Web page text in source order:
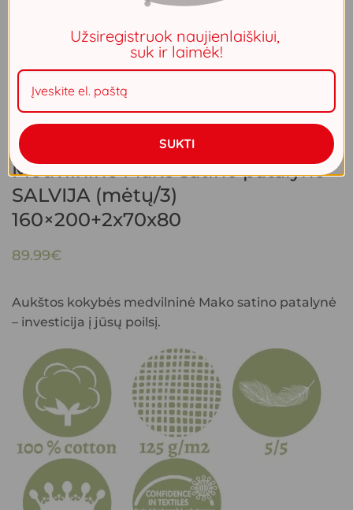
Medvilninė Mako satino patalynė
SALVIJA (mėtų/3)
160×200+2x70x80
89.99€
Aukštos kokybės medvilninė Mako satino patalynė
– investicija į jūsų poilsį.
Užsiregistruok naujienlaiškiui,
suk ir laimėk!
SUKTI